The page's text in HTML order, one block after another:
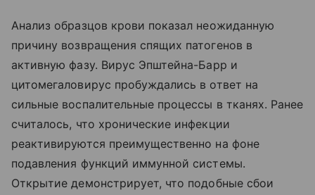
Анализ образцов крови показал неожиданную
причину возвращения спящих патогенов в
активную фазу. Вирус Эпштейна-Барр и
цитомегаловирус пробуждались в ответ на
сильные воспалительные процессы в тканях. Ранее
считалось, что хронические инфекции
реактивируются преимущественно на фоне
подавления функций иммунной системы.
Открытие демонстрирует, что подобные сбои